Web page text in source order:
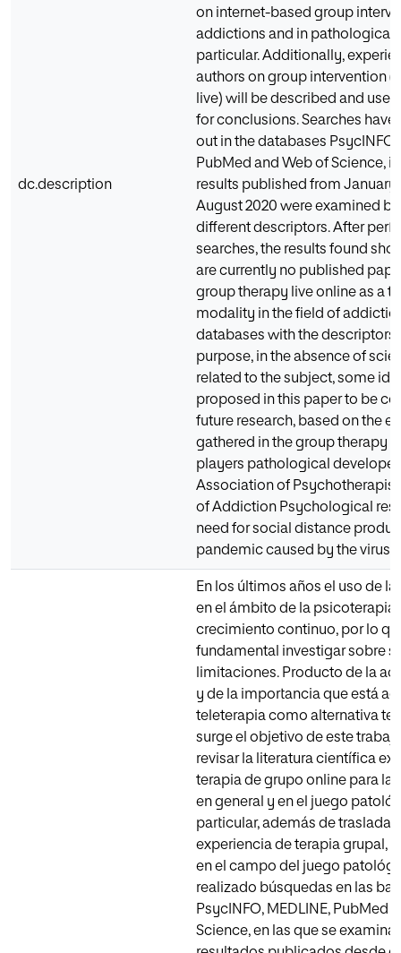
dc.description
on internet-based group
addictions and in pathological
particular. Additionally,
authors on group intervention
live) will be described and
for conclusions. Searches have
out in the databases PsycINFO,
PubMed and Web of Science,
results published from January
August 2020 were examined
different descriptors. After
searches, the results found
are currently no published
group therapy live online as a
modality in the field of
databases with the descriptors
purpose, in the absence of
related to the subject, some
proposed in this paper to be
future research, based on the
gathered in the group therapy
players pathological
Association of
of Addiction Psychological
need for social distance
pandemic caused by the virus
En los últimos años el uso de
en el ámbito de la psicoterapia
crecimiento continuo, por lo
fundamental investigar sobre
limitaciones. Producto de la
y de la importancia que está
teleterapia como alternativa
surge el objetivo de este
revisar la literatura científica
terapia de grupo online para
en general y en el juego
particular, además de trasladar
experiencia de terapia grupal,
en el campo del juego
realizado búsquedas en las
PsycINFO, MEDLINE, PubMed
Science, en las que se